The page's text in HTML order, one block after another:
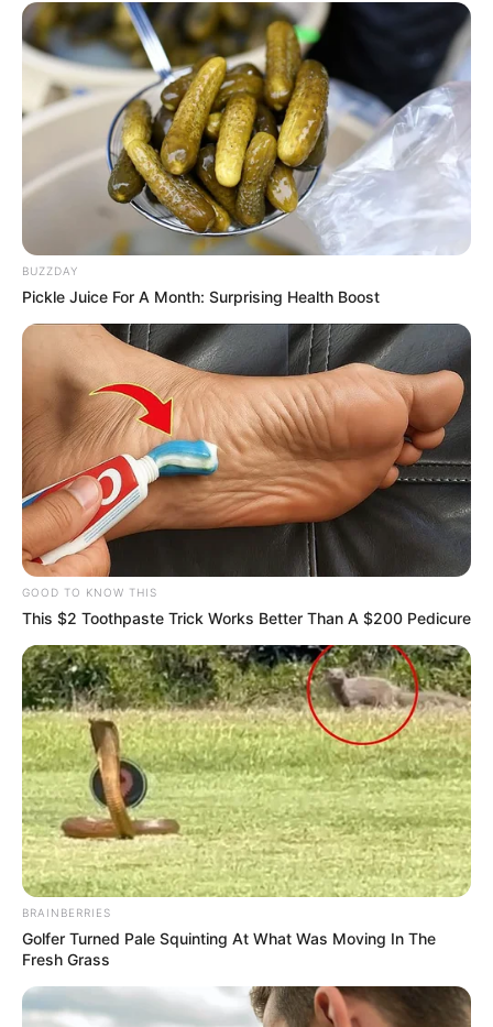
BUZZDAY
Pickle Juice For A Month: Surprising Health Boost
GOOD TO KNOW THIS
This $2 Toothpaste Trick Works Better Than A $200 Pedicure
BRAINBERRIES
Golfer Turned Pale Squinting At What Was Moving In The
Fresh Grass